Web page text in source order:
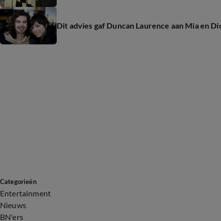
Dit advies gaf Duncan Laurence aan Mia en
Categorieën
Entertainment
Nieuws
BN'ers